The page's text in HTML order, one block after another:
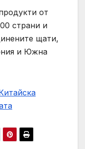
от
страни и
щати,
и Южна